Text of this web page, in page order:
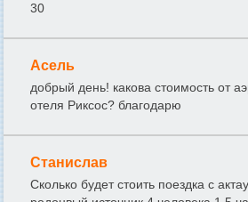
30
Асель
добрый день! какова стоимость от
отеля Риксос? благодарю
Станислав
Сколько будет стоить поездка с